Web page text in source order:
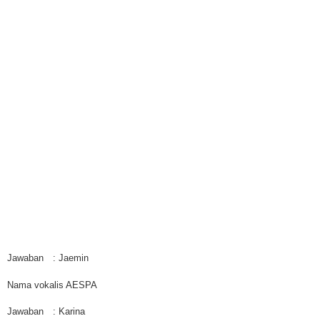
Jawaban : Jaemin
Nama vokalis AESPA
Jawaban : Karina